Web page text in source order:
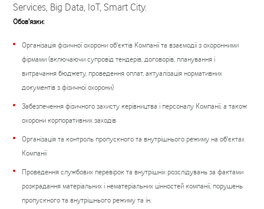
Services, Big Data, IoT, Smart City.
Oбов’язки:
Організація фізичної охорони об'єктів Компанії та взаємодії з охоронними
фірмами (включаючи супровід тендерів, договорів, планування і
витрачання бюджету, проведення оплат, актуалізація нормативних
документів з фізичної охорони)
Забезпечення фізичного захисту керівництва і персоналу Компанії, а також
охорони корпоративних заходів
Організація та контроль пропускного та внутрішнього режиму на об'єктах
Компанії
Проведення службових перевірок та внутрішніх розслідувань за фактами
розкрадання матеріальних і нематеріальних цінностей компанії, порушень
пропускного та внутрішнього режиму та ін.